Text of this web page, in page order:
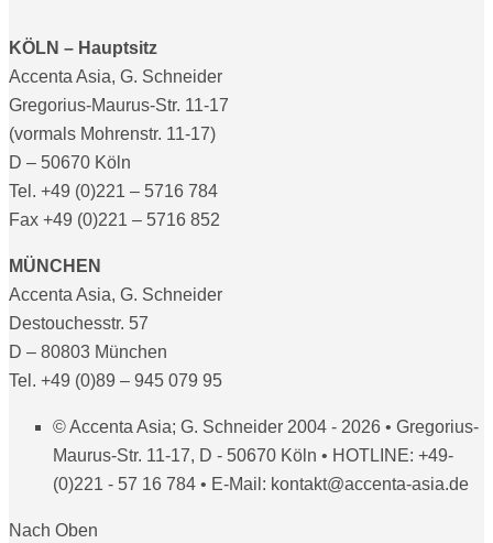
KÖLN – Hauptsitz
Accenta Asia, G. Schneider
Gregorius-Maurus-Str. 11-17
(vormals Mohrenstr. 11-17)
D – 50670 Köln
Tel. +49 (0)221 – 5716 784
Fax +49 (0)221 – 5716 852
MÜNCHEN
Accenta Asia, G. Schneider
Destouchesstr. 57
D – 80803 München
Tel. +49 (0)89 – 945 079 95
© Accenta Asia; G. Schneider 2004 - 2026 • Gregorius-
Maurus-Str. 11-17, D - 50670 Köln • HOTLINE: +49-
(0)221 - 57 16 784 • E-Mail: kontakt@accenta-asia.de
Nach Oben